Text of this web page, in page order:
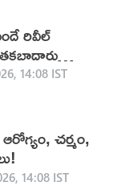
రివీల్
14:08 IST
చర్మం,
14:08 IST